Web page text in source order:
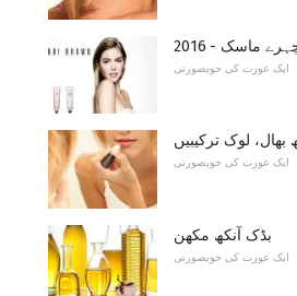
ماسک - 2016
ایک عورت کی خوبصورتی
لوک ترکیبیں
ایک عورت کی خوبصورتی
بڈک آنکھ مکھن
ایک عورت کی خوبصورتی